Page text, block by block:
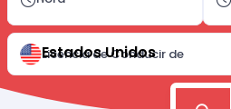
Licencia de Conducir de
Estados Unidos